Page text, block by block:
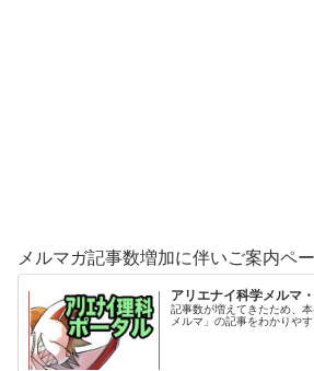
メルマガ記事数増加に伴いご案内ペ
アリエナイ科学メルマ
記事数が増えてきたため、
メルマ」の記事をわかりやす